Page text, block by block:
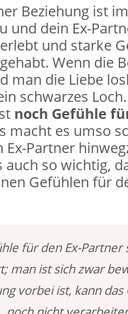
Beziehung ist
und dein Ex-
und starke
Wenn die
man die Liebe
schwarzes
noch Gefühle
macht es umso
Ex-Partner
auch so wichtig,
Gefühlen für
für den Ex-Partner
man ist sich zwar
vorbei ist, kann das